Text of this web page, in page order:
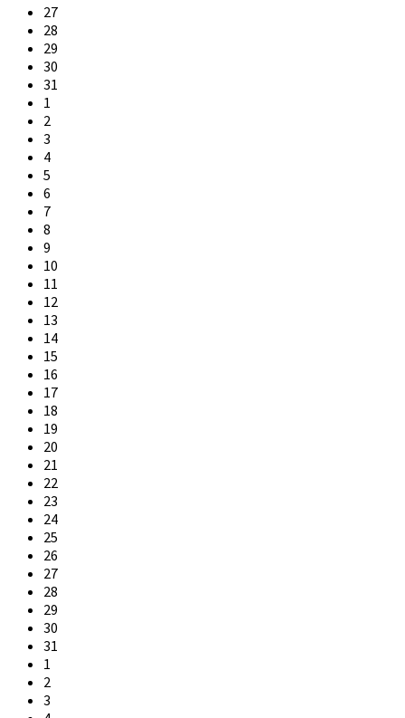
Skip
calendar
days
27
28
29
30
31
1
2
3
4
5
6
7
8
9
10
11
12
13
14
15
16
17
18
19
20
21
22
23
24
25
26
27
28
29
30
31
1
2
3